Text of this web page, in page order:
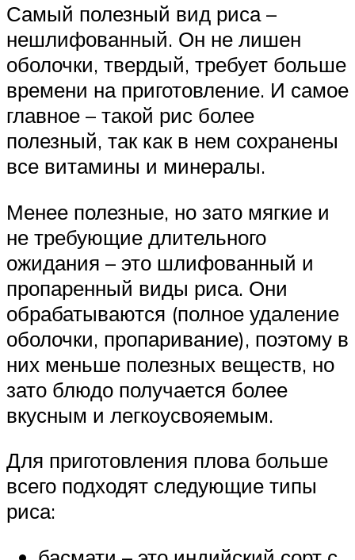
Самый полезный вид риса –
нешлифованный. Он не лишен
оболочки, твердый, требует больше
времени на приготовление. И самое
главное – такой рис более
полезный, так как в нем сохранены
все витамины и минералы.
Менее полезные, но зато мягкие и
не требующие длительного
ожидания – это шлифованный и
пропаренный виды риса. Они
обрабатываются (полное удаление
оболочки, пропаривание), поэтому в
них меньше полезных веществ, но
зато блюдо получается более
вкусным и легкоусвояемым.
Для приготовления плова больше
всего подходят следующие типы
риса: